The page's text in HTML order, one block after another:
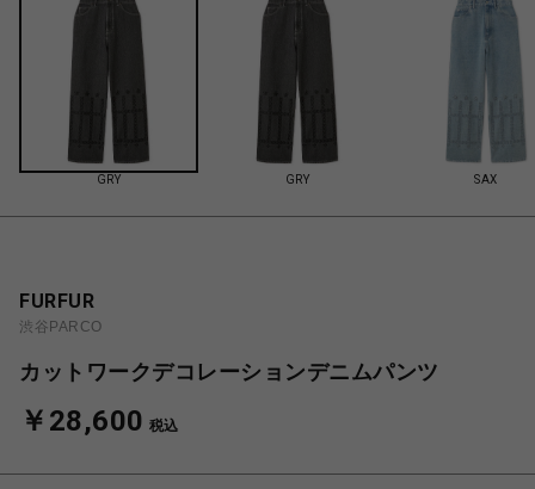
GRY GRY SAX
FURFUR
渋谷PARCO
カットワークデコレーションデニムパンツ
￥28,600 税込